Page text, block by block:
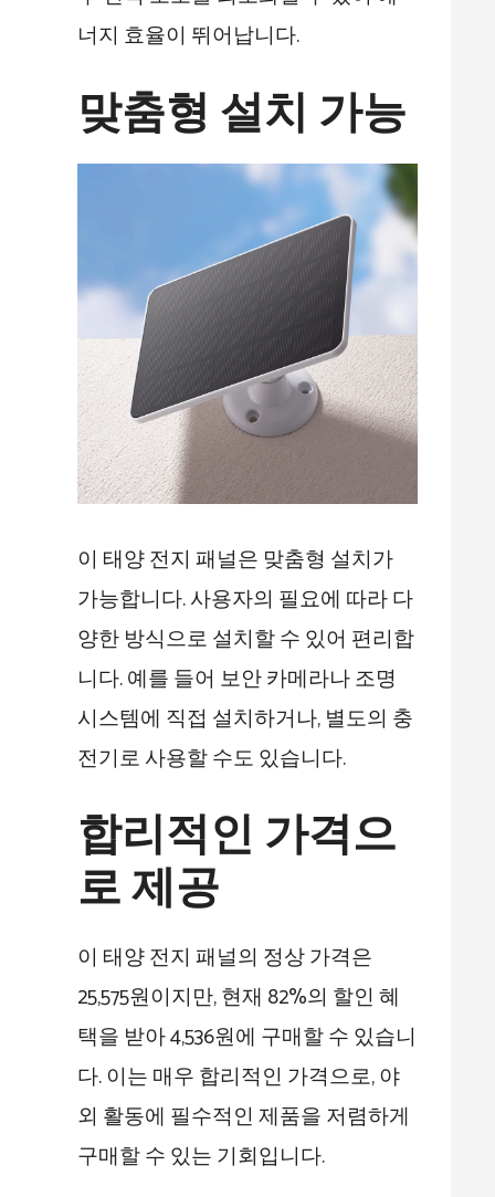
너지 효율이 뛰어납니다.
맞춤형 설치 가능
이 태양 전지 패널은 맞춤형 설치가
가능합니다. 사용자의 필요에 따라 다
양한 방식으로 설치할 수 있어 편리합
니다. 예를 들어 보안 카메라나 조명
시스템에 직접 설치하거나, 별도의 충
전기로 사용할 수도 있습니다.
합리적인 가격으
로 제공
이 태양 전지 패널의 정상 가격은
25,575원이지만, 현재 82%의 할인 혜
택을 받아 4,536원에 구매할 수 있습니
다. 이는 매우 합리적인 가격으로, 야
외 활동에 필수적인 제품을 저렴하게
구매할 수 있는 기회입니다.